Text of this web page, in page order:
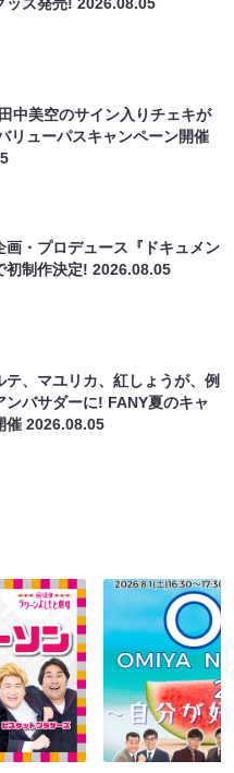
中美空のサイン入りチェキが
リューパスキャンペーン開催
画・プロデュース『ドキュメン
初制作決定!2026.08.05
テ、マユリカ、紅しょうが、例
ンバサダーに! FANY夏のキャ
催2026.08.05